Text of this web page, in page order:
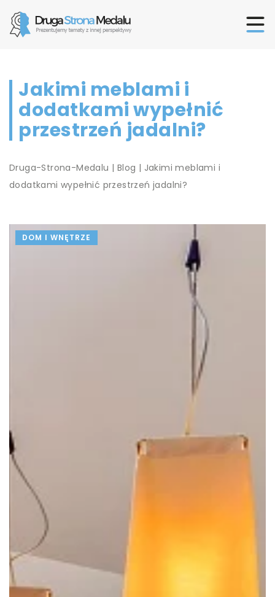
Jakimi meblami i
dodatkami wypełnić
przestrzeń jadalni?
Druga-Strona-Medalu | Blog | Jakimi meblami i
dodatkami wypełnić przestrzeń jadalni?
DOM I WNĘTRZE